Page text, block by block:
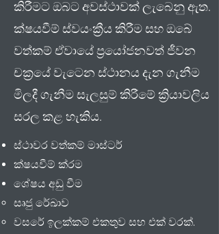
කිරීමට ඔබට අවස්ථාවක් ලැබෙනු ඇත.
ක්ෂයවීම් ස්වයංක්‍රීය කිරීම සහ ඔබේ
වත්කම් ඒවායේ ප්‍රයෝජනවත් ජීවන
චක්‍රයේ වැටෙන ස්ථානය දැන ගැනීම
මිලදී ගැනීම සැලසුම් කිරීමේ ක්‍රියාවලිය
සරල කළ හැකිය.
ස්ථාවර වත්කම් මාස්ටර්
ක්ෂයවීම් ක්රම
ශේෂය අඩු වීම
සෘජු රේඛාව
වසරේ ඉලක්කම් එකතුව සහ එක් වරක්.